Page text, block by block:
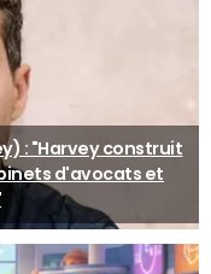
: "Harvey construit
d'avocats et